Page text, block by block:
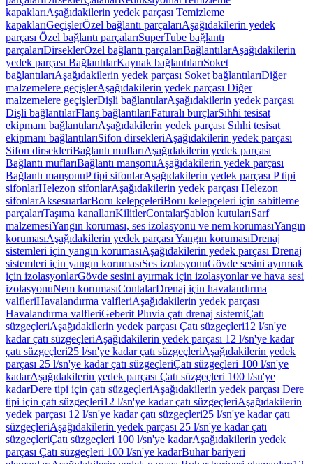
kapaklarıAşağıdakilerin yedek parçası Temizleme
kapaklarıGeçişlerÖzel bağlantı parçalarıAşağıdakilerin yedek
parçası Özel bağlantı parçalarıSuperTube bağlantı
parçalarıDirseklerÖzel bağlantı parçalarıBağlantılarAşağıdakilerin
yedek parçası BağlantılarKaynak bağlantılarıSoket
bağlantılarıAşağıdakilerin yedek parçası Soket bağlantılarıDiğer
malzemelere geçişlerAşağıdakilerin yedek parçası Diğer
malzemelere geçişlerDişli bağlantılarAşağıdakilerin yedek parçası
Dişli bağlantılarFlanş bağlantılarıFaturalı burçlarSıhhi tesisat
ekipmanı bağlantılarıAşağıdakilerin yedek parçası Sıhhi tesisat
ekipmanı bağlantılarıSifon dirsekleriAşağıdakilerin yedek parçası
Sifon dirsekleriBağlantı muflarıAşağıdakilerin yedek parçası
Bağlantı muflarıBağlantı manşonuAşağıdakilerin yedek parçası
Bağlantı manşonuP tipi sifonlarAşağıdakilerin yedek parçası P tipi
sifonlarHelezon sifonlarAşağıdakilerin yedek parçası Helezon
sifonlarAksesuarlarBoru kelepçeleriBoru kelepçeleri için sabitleme
parçalarıTaşıma kanallarıKilitlerContalarŞablon kutularıSarf
malzemesiYangın koruması, ses izolasyonu ve nem korumasıYangın
korumasıAşağıdakilerin yedek parçası Yangın korumasıDrenaj
sistemleri için yangın korumasıAşağıdakilerin yedek parçası Drenaj
sistemleri için yangın korumasıSes izolasyonuGövde sesini ayırmak
için izolasyonlarGövde sesini ayırmak için izolasyonlar ve hava sesi
izolasyonuNem korumasıContalarDrenaj için havalandırma
valfleriHavalandırma valfleriAşağıdakilerin yedek parçası
Havalandırma valfleriGeberit Pluvia çatı drenaj sistemiÇatı
süzgeçleriAşağıdakilerin yedek parçası Çatı süzgeçleri12 l/sn'ye
kadar çatı süzgeçleriAşağıdakilerin yedek parçası 12 l/sn'ye kadar
çatı süzgeçleri25 l/sn'ye kadar çatı süzgeçleriAşağıdakilerin yedek
parçası 25 l/sn'ye kadar çatı süzgeçleriÇatı süzgeçleri 100 l/sn'ye
kadarAşağıdakilerin yedek parçası Çatı süzgeçleri 100 l/sn'ye
kadarDere tipi için çatı süzgeçleriAşağıdakilerin yedek parçası Dere
tipi için çatı süzgeçleri12 l/sn'ye kadar çatı süzgeçleriAşağıdakilerin
yedek parçası 12 l/sn'ye kadar çatı süzgeçleri25 l/sn'ye kadar çatı
süzgeçleriAşağıdakilerin yedek parçası 25 l/sn'ye kadar çatı
süzgeçleriÇatı süzgeçleri 100 l/sn'ye kadarAşağıdakilerin yedek
parçası Çatı süzgeçleri 100 l/sn'ye kadarBuhar bariyeri